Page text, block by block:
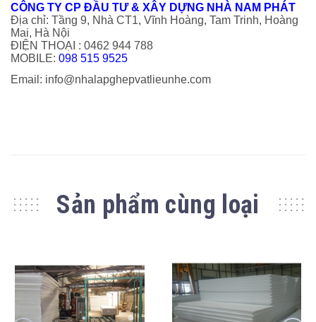
CÔNG TY CP ĐẦU TƯ & XÂY DỰNG NHÀ NAM PHÁT
Địa chỉ: Tầng 9, Nhà CT1, Vĩnh Hoàng, Tam Trinh, Hoàng
Mai, Hà Nội
ĐIỆN THOẠI : 0462 944 788
MOBILE: 098 515 9525
Email: info@nhalapghepvatlieunhe.com
Sản phẩm cùng loại